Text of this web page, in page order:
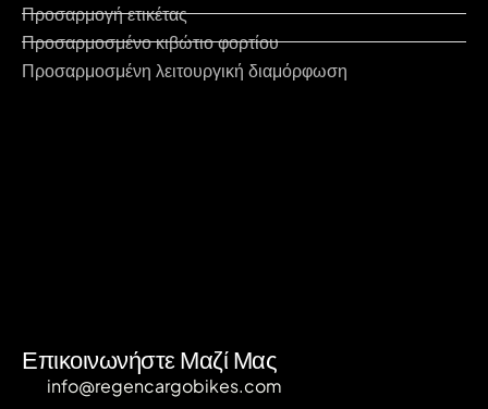
Προσαρμογή ετικέτας
Προσαρμοσμένο κιβώτιο φορτίου
Προσαρμοσμένη λειτουργική διαμόρφωση
Επικοινωνήστε Μαζί Μας
info@regencargobikes.com